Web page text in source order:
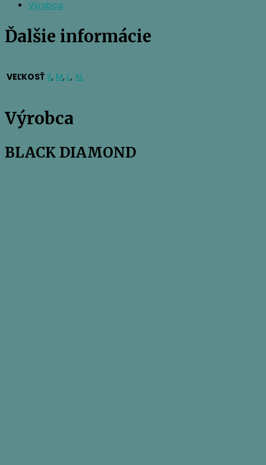
Výrobca
Ďalšie informácie
VEĽKOSŤ S, M, L, XL
Výrobca
BLACK DIAMOND